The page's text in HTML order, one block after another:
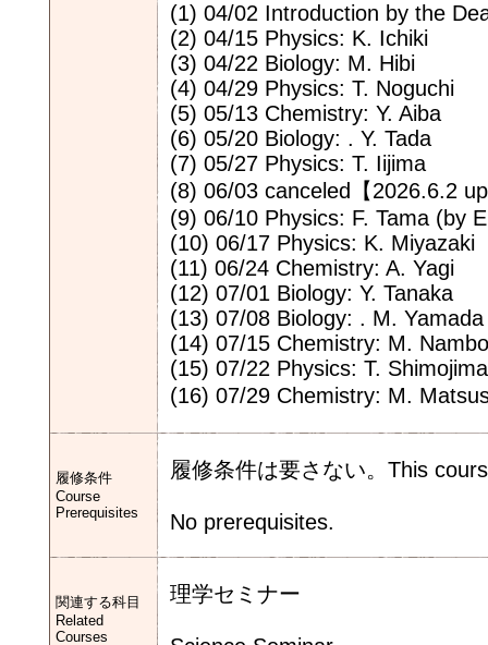
(1) 04/02 Introduction by the
(2) 04/15 Physics: K. Ichiki
(3) 04/22 Biology: M. Hibi
(4) 04/29 Physics: T. Noguchi
(5) 05/13 Chemistry: Y. Aiba
(6) 05/20 Biology: . Y. Tada
(7) 05/27 Physics: T. Iijima
(8) 06/03 canceled【2026.6.2
(9) 06/10 Physics: F. Tama (by
(10) 06/17 Physics: K. Miyazaki
(11) 06/24 Chemistry: A. Yagi
(12) 07/01 Biology: Y. Tanaka
(13) 07/08 Biology: . M. Yamada
(14) 07/15 Chemistry: M. Nambo
(15) 07/22 Physics: T. Shimojima
(16) 07/29 Chemistry: M.
履修条件
Course
Prerequisites
履修条件は要さない。This
No prerequisites.
関連する科目
Related
Courses
理学セミナー